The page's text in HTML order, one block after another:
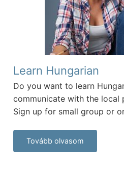
Learn Hungarian
Do you want to learn
communicate with the local
Sign up for small group or
Tovább olvasom